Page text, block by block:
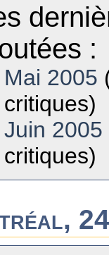
:
Mai 2005
critiques)
Juin 2005
critiques)